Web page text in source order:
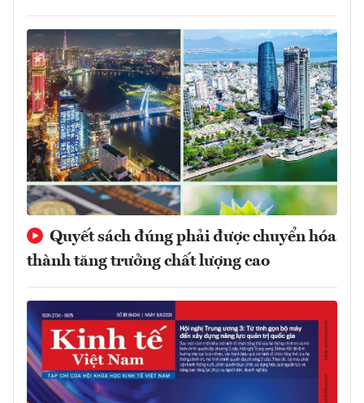
Quyết sách đúng phải được chuyển hóa
thành tăng trưởng chất lượng cao